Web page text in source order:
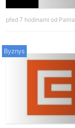
před 7 hodinami od Patria
Byznys